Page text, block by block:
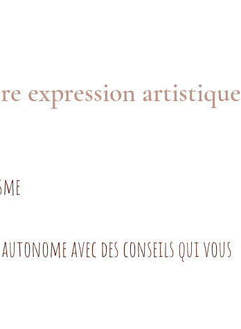
expression artistique
avec des conseils qui vous